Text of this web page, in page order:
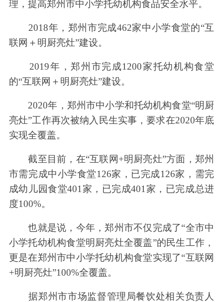
理，提高郑州市中小学托幼机构食品安全水平。
2018年，郑州市完成462家中小学食堂的“互
联网＋明厨亮灶”建设。
2019年，郑州市完成1200家托幼机构食堂
的“互联网＋明厨亮灶”建设。
2020年，郑州市中小学和托幼机构食堂“明厨
亮灶”工作再次被纳入民生实事，要求在2020年底
实现全覆盖。
截至目前，在“互联网+明厨亮灶”方面，郑州
市需完成中小学食堂126家，已完成126家，需完
成幼儿园食堂401家，已完成401家，已完成总进
度100%。
也就是说，今年，郑州市不仅完成了“全市中
小学托幼机构食堂明厨亮灶全覆盖”的民生工作，
更是在郑州市中小学托幼机构食堂实现了“互联网
+明厨亮灶”100%全覆盖。
据郑州市市场监督管理局餐饮处相关负责人